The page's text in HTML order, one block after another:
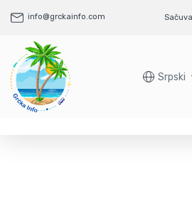
info@grckainfo.com
Srpski